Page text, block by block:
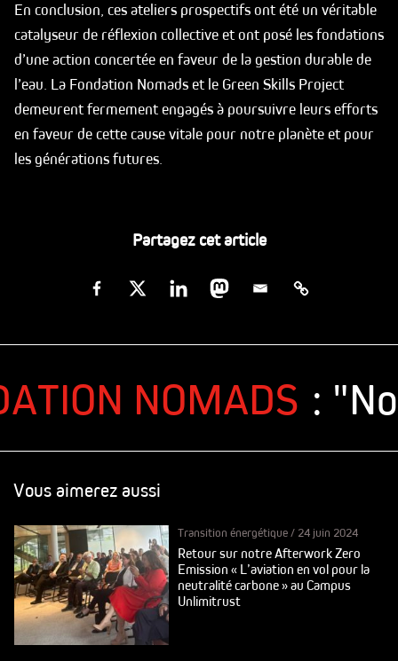
En conclusion, ces ateliers prospectifs ont été un véritable
catalyseur de réflexion collective et ont posé les fondations
d’une action concertée en faveur de la gestion durable de
l’eau. La Fondation Nomads et le Green Skills Project
demeurent fermement engagés à poursuivre leurs efforts
en faveur de cette cause vitale pour notre planète et pour
les générations futures.
Partagez cet article
NOMADS :
Vous aimerez aussi
Transition énergétique/ 24 juin 2024
Retour sur notre Afterwork Zero
Emission « L’aviation en vol pour la
neutralité carbone » au Campus
Unlimitrust